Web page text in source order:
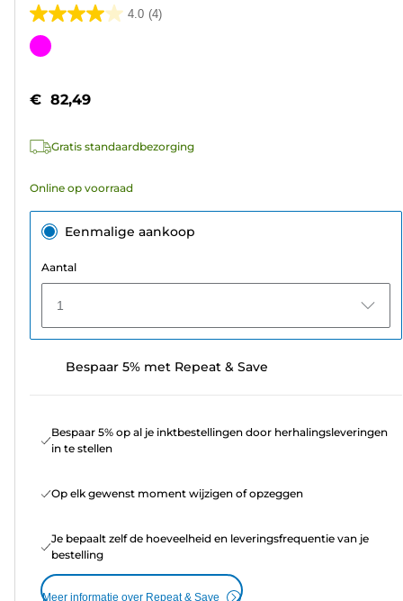
4.0 (4)
4.0
van
sterren.
beoordelingen
Kleurencartridge
€ 82,49
Gratis standaardbezorging
Online op voorraad
Eenmalige aankoop
Aantal
1
Bespaar 5% met Repeat & Save
Bespaar 5% op al je inktbestellingen door herhalingsleveringen
in te stellen
Op elk gewenst moment wijzigen of opzeggen
Je bepaalt zelf de hoeveelheid en leveringsfrequentie van je
bestelling
Meer informatie over Repeat & Save